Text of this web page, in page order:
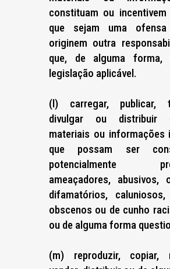
constituam ou incentivem
que sejam uma ofensa
originem outra
que, de alguma forma,
legislação aplicável.
(l) carregar, publicar,
divulgar ou distribuir
materiais ou informações
que possam ser
potencialmente
ameaçadores, abusivos,
difamatórios, caluniosos,
obscenos ou de cunho
ou de alguma forma
(m) reproduzir, copiar,